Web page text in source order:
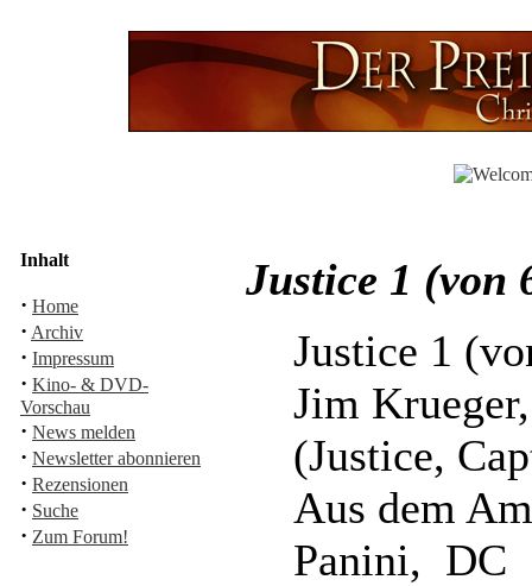
Inhalt
· Home
· Archiv
· Impressum
· Kino- & DVD-
Vorschau
· News melden
· Newsletter abonnieren
· Rezensionen
· Suche
· Zum Forum!
Justice 1 (von
Justice 1
Jim
(Justice,
Aus dem
Panini, DC